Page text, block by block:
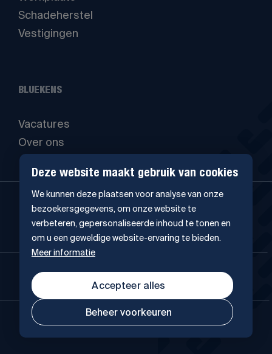
Deze website maakt gebruik van cookies
We kunnen deze plaatsen voor analyse van onze
bezoekersgegevens, om onze website te
verbeteren, gepersonaliseerde inhoud te tonen en
om u een geweldige website-ervaring te bieden.
Meer informatie
Beheer voorkeuren
Accepteer alles
Schadeherstel
Vestigingen
BLUEKENS
Vacatures
Over ons
4.5 241 Google-reviews